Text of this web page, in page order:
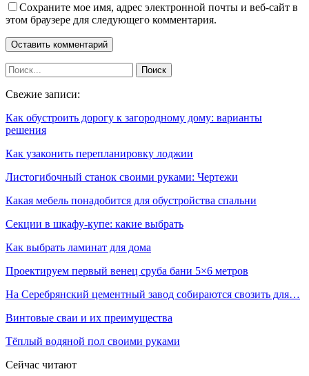
Сохраните мое имя, адрес электронной почты и веб-сайт в
этом браузере для следующего комментария.
Свежие записи:
Как обустроить дорогу к загородному дому: варианты
решения
Как узаконить перепланировку лоджии
Листогибочный станок своими руками: Чертежи
Какая мебель понадобится для обустройства спальни
Секции в шкафу-купе: какие выбрать
Как выбрать ламинат для дома
Проектируем первый венец сруба бани 5×6 метров
На Серебрянский цементный завод собираются свозить для…
Винтовые сваи и их преимущества
Тёплый водяной пол своими руками
Сейчас читают